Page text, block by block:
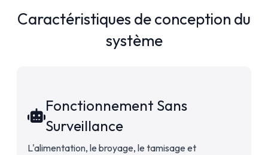
Caractéristiques de conception du
système
Fonctionnement Sans
Surveillance
L'alimentation, le broyage, le tamisage et